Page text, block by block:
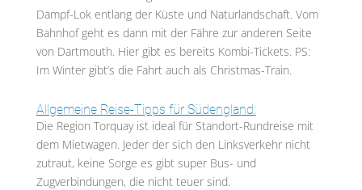
Dampf-Lok entlang der Küste und Naturlandschaft. Vom
Bahnhof geht es dann mit der Fähre zur anderen Seite
von Dartmouth. Hier gibt es bereits Kombi-Tickets. PS:
Im Winter gibt’s die Fahrt auch als Christmas-Train.
Allgemeine Reise-Tipps für Südengland:
Die Region Torquay ist ideal für Standort-Rundreise mit
dem Mietwagen. Jeder der sich den Linksverkehr nicht
zutraut, keine Sorge es gibt super Bus- und
Zugverbindungen, die nicht teuer sind.